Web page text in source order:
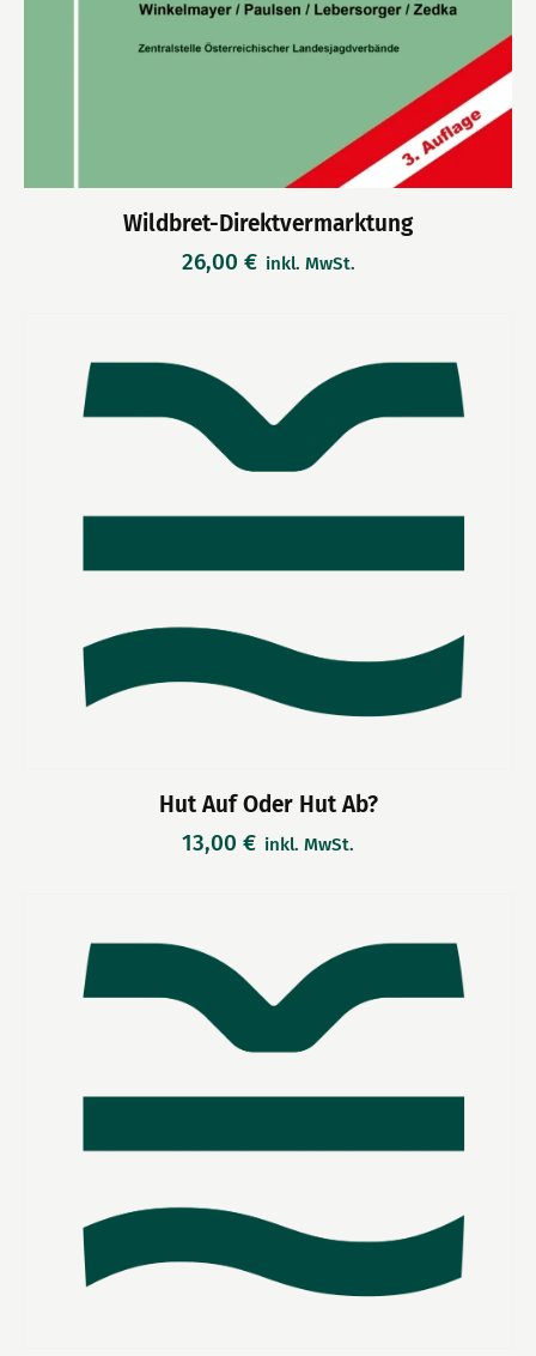
Wildbret-Direktvermarktung
26,00 € inkl. MwSt.
Hut Auf Oder Hut Ab?
13,00 € inkl. MwSt.